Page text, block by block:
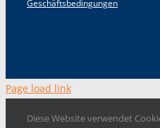
Geschäftsbedingungen
Page load link
Diese Website verwendet